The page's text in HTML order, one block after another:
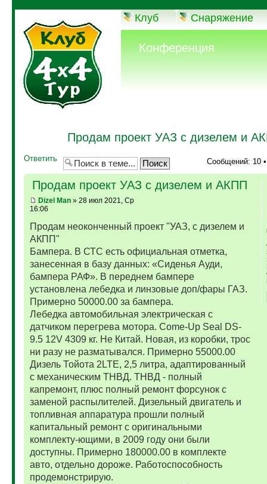
Клуб Снаряжение
Конференция
Продам проект УАЗ с дизелем и
Ответить Сообщений: 10
Продам проект УАЗ с дизелем и АКПП
Dizel Man» 28 июл 2021, Ср
16:06
Продам неоконченный проект "УАЗ, с дизелем и
АКПП"
Бампера. В СТС есть официальная отметка,
занесенная в базу данных: «Сиденья Ауди,
бампера РАФ». В переднем бампере
установлена лебедка и линзовые доп/фары ГАЗ.
Примерно 50000.00 за бампера.
Лебедка автомобильная электрическая с
датчиком перегрева мотора. Come-Up Seal DS-
9.5 12V 4309 кг. Не Китай. Новая, из коробки, трос
ни разу не разматывался. Примерно 55000.00
Дизель Тойота 2LTE, 2,5 литра, адаптированный
с механическим ТНВД. ТНВД - полный
капремонт, плюс полный ремонт форсунок с
заменой распылителей. Дизельный двигатель и
топливная аппаратура прошли полный
капитальный ремонт с оригинальными
комплекту-ющими, в 2009 году они были
доступны. Примерно 180000.00 в комплекте
авто, отдельно дороже. Работоспособность
продемонстрирую.